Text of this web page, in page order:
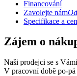
Financování
Zavolejte nám
Specifikace a
Zájem o
Naši prodejci se s
V pracovní době po-